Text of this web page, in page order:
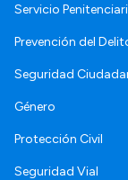
Servicio
Prevención del
Seguridad
Género
Protección Civil
Seguridad Vial